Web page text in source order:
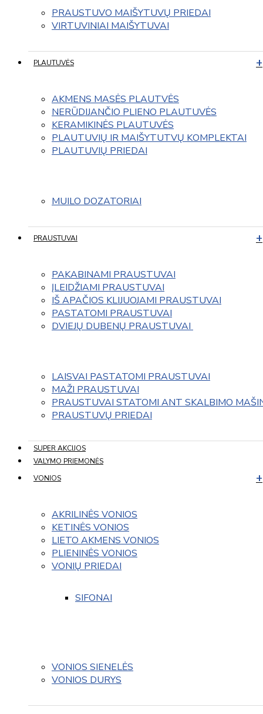
PRAUSTUVO MAIŠYTUVŲ PRIEDAI
VIRTUVINIAI MAIŠYTUVAI
PLAUTUVĖS
AKMENS MASĖS PLAUTVĖS
NERŪDIJANČIO PLIENO PLAUTUVĖS
KERAMIKINĖS PLAUTUVĖS
PLAUTUVIŲ IR MAIŠYTUTVŲ KOMPLEKTAI
PLAUTUVIŲ PRIEDAI
MUILO DOZATORIAI
PRAUSTUVAI
PAKABINAMI PRAUSTUVAI
ĮLEIDŽIAMI PRAUSTUVAI
IŠ APAČIOS KLIJUOJAMI PRAUSTUVAI
PASTATOMI PRAUSTUVAI
DVIEJŲ DUBENŲ PRAUSTUVAI
LAISVAI PASTATOMI PRAUSTUVAI
MAŽI PRAUSTUVAI
PRAUSTUVAI STATOMI ANT SKALBIMO
PRAUSTUVŲ PRIEDAI
SUPER AKCIJOS
VALYMO PRIEMONĖS
VONIOS
AKRILINĖS VONIOS
KETINĖS VONIOS
LIETO AKMENS VONIOS
PLIENINĖS VONIOS
VONIŲ PRIEDAI
SIFONAI
VONIOS SIENELĖS
VONIOS DURYS